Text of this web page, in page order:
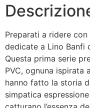
Preparati a ridere
dedicate a Lino Banfi
Questa prima serie
PVC, ognuna ispirata
hanno fatto la storia
simpatica